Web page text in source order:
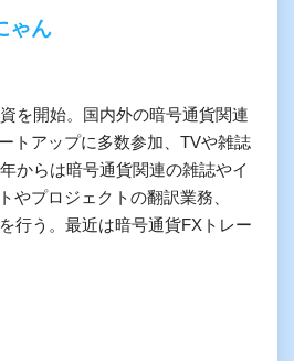
ゃん
を開始。国内外の暗号通貨関連
トアップに多数参加、TVや雑誌
からは暗号通貨関連の雑誌やイ
やプロジェクトの翻訳業務、
行う。最近は暗号通貨FXトレー